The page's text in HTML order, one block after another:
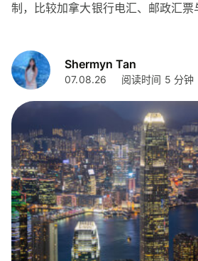
制，比较加拿大银行电汇、邮政汇票
Shermyn Tan
07.08.26 阅读时间 5 分钟